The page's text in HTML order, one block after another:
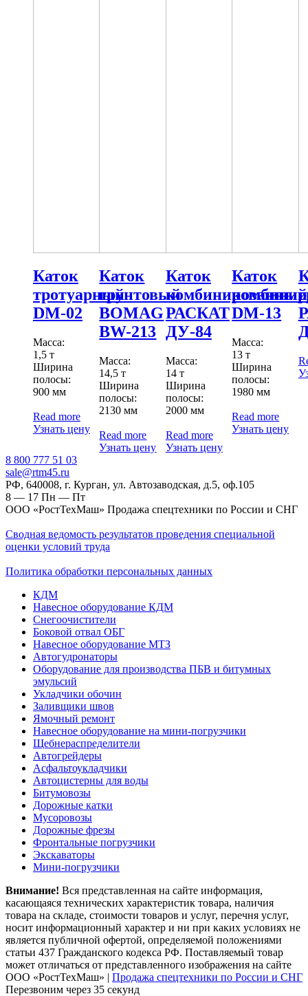
Каток
тротуарный
DM-02
Масса:
1,5 т
Ширина
полосы:
900 мм
Read more
Узнать цену
Каток
грунтовый
BOMAG
BW-213
Масса:
14,5 т
Ширина
полосы:
2130 мм
Read more
Узнать цену
Каток
комбинированный
РАСКАТ
ДУ-84
Масса:
14 т
Ширина
полосы:
2000 мм
Read more
Узнать цену
Каток
DM-13
Масса:
13 т
Ширина
полосы:
1980 мм
Read more
Узнать цену
‎8 800 777 51 03
sale@rtm45.ru
РФ, 640008, г. Курган, ул. Автозаводская, д.5, оф.105
8 — 17 Пн — Пт
ООО «РостТехМаш» Продажа спецтехники по России и СНГ
Сводная ведомость результатов проведения специальной
оценки условий труда
Политика обработки персональных данных
КДМ
Навесное оборудование КДМ
Снегоочистители
Боковой отвал ОБГ
Навесное оборудование МТЗ
Автогудронаторы
Оборудование для производства ПБВ и битумных
эмульсий
Укладчики обочин
Заливщики швов
Ямочный ремонт
Навесное оборудование на мини-погрузчики
Щебнераспределители
Автогрейдеры
Асфальтоукладчики
Автоцистерны для воды
Битумовозы
Дорожные катки
Мусоровозы
Дорожные фрезы
Фронтальные погрузчики
Экскаваторы
Мини-погрузчики
Внимание! Вся представленная на сайте информация,
касающаяся технических характеристик товара, наличия
товара на складе, стоимости товаров и услуг, перечня услуг,
носит информационный характер и ни при каких условиях не
является публичной офертой, определяемой положениями
статьи 437 Гражданского кодекса РФ. Поставляемый товар
может отличаться от представленного изображения на сайте
ООО «РостТехМаш» | Продажа спецтехники по России и СНГ
Перезвоним через 35 секунд